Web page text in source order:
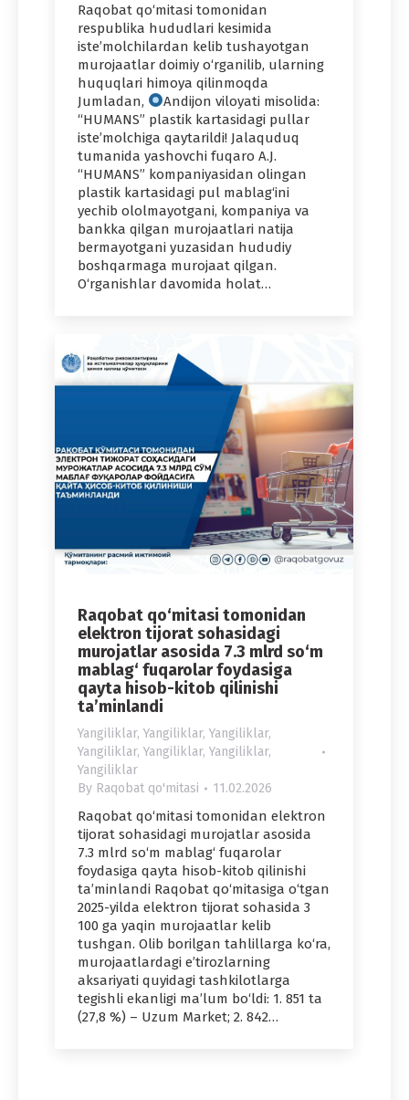
Raqobat qo‘mitasi tomonidan
respublika hududlari kesimida
iste’molchilardan kelib tushayotgan
murojaatlar doimiy o‘rganilib, ularning
huquqlari himoya qilinmoqda
Jumladan,
Andijon viloyati misolida:
“HUMANS” plastik kartasidagi pullar
iste’molchiga qaytarildi! Jalaquduq
tumanida yashovchi fuqaro A.J.
“HUMANS” kompaniyasidan olingan
plastik kartasidagi pul mablag‘ini
yechib ololmayotgani, kompaniya va
bankka qilgan murojaatlari natija
bermayotgani yuzasidan hududiy
boshqarmaga murojaat qilgan.
O‘rganishlar davomida holat…
Raqobat qo‘mitasi tomonidan
elektron tijorat sohasidagi
murojatlar asosida 7.3 mlrd so‘m
mablag‘ fuqarolar foydasiga
qayta hisob-kitob qilinishi
ta’minlandi
Yangiliklar, Yangiliklar, Yangiliklar,
Yangiliklar, Yangiliklar, Yangiliklar,
Yangiliklar
By Raqobat qo'mitasi 11.02.2026
Raqobat qo‘mitasi tomonidan elektron
tijorat sohasidagi murojatlar asosida
7.3 mlrd so‘m mablag‘ fuqarolar
foydasiga qayta hisob-kitob qilinishi
ta’minlandi Raqobat qo‘mitasiga o‘tgan
2025-yilda elektron tijorat sohasida 3
100 ga yaqin murojaatlar kelib
tushgan. Olib borilgan tahlillarga ko‘ra,
murojaatlardagi e’tirozlarning
aksariyati quyidagi tashkilotlarga
tegishli ekanligi ma’lum bo‘ldi: 1. 851 ta
(27,8 %) – Uzum Market; 2. 842…